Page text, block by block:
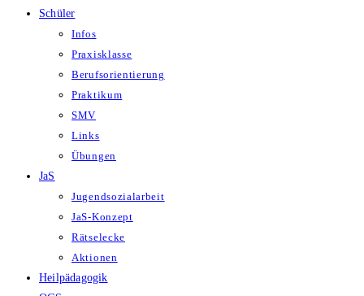
Schüler
Infos
Praxisklasse
Berufsorientierung
Praktikum
SMV
Links
Übungen
JaS
Jugendsozialarbeit
JaS-Konzept
Rätselecke
Aktionen
Heilpädagogik